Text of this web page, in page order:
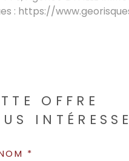
: https://
OFFRE
INTÉRESSE
*